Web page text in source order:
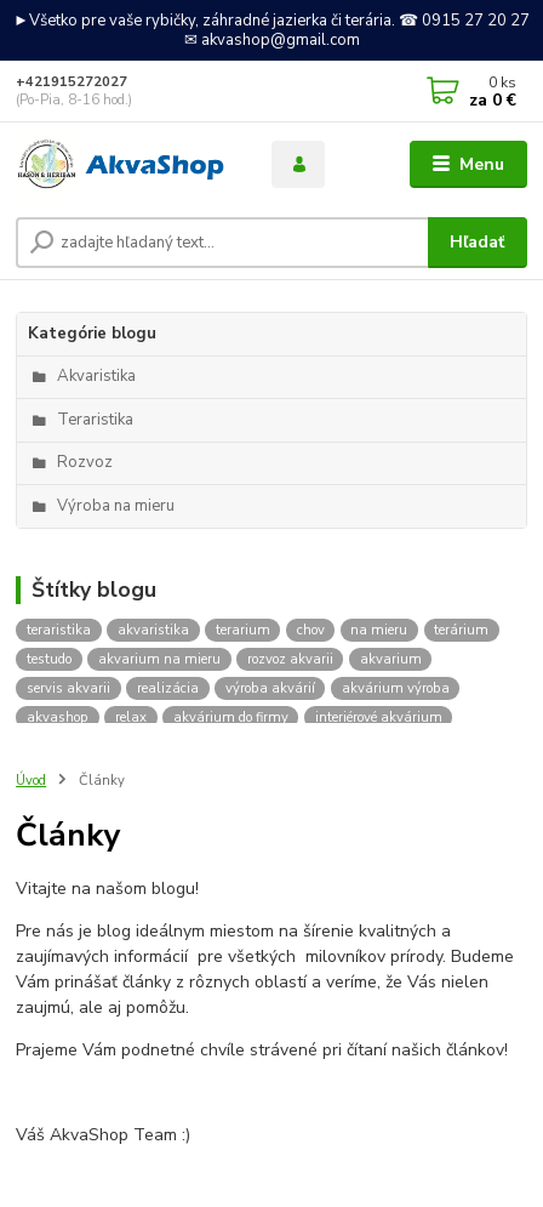
►Všetko pre vaše rybičky, záhradné jazierka či terária. ☎ 0915 27 20 27
✉ akvashop@gmail.com
Menu
Hľadať
+421915272027
(Po-Pia, 8-16 hod.)
0 ks
za 0 €
Kategórie blogu
Akvaristika
Teraristika
Rozvoz
Výroba na mieru
Štítky blogu
teraristika akvaristika terarium chov na mieru
terárium
testudo
akvarium na mieru rozvoz akvarii
akvarium
servis akvarii
realizácia výroba akvárií
akvárium výroba
akvashop
relax akvárium do firmy
interiérové akvárium
insektárium
skrinka
podstavec
Testudo horsfieldii
Korytnačka stepná
zriaďovanie terária
terárium pre suchozemskú korytnačku
želva
korytnačky
Bratislava
vyroba akvarii akvarium dovoz
rozvoz akvarií
záruka na akvárium
Úvod Články
Články
Vitajte na našom blogu!
Pre nás je blog ideálnym miestom na šírenie kvalitných a
zaujímavých informácií pre všetkých milovníkov prírody. Budeme
Vám prinášať články z rôznych oblastí a veríme, že Vás nielen
zaujmú, ale aj pomôžu.
Prajeme Vám podnetné chvíle strávené pri čítaní našich článkov!
Váš AkvaShop Team :)